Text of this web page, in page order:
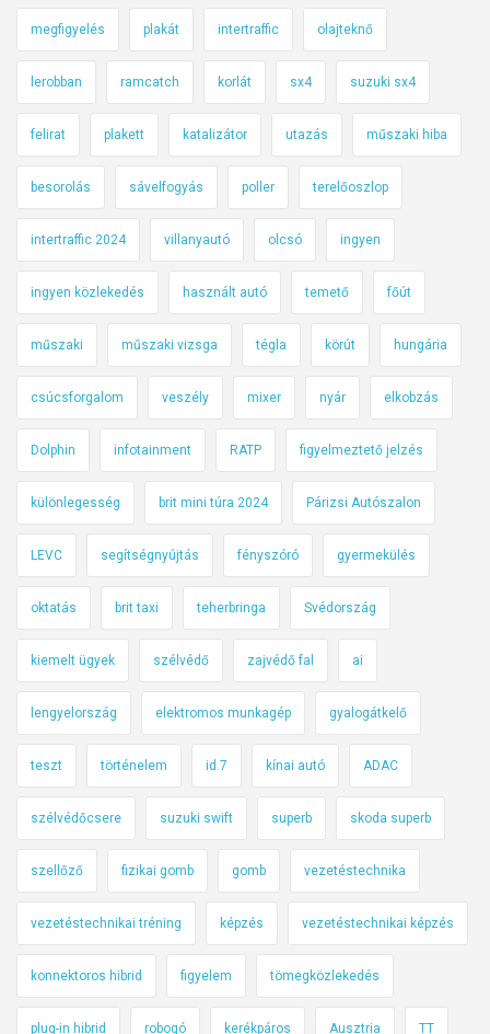
megfigyelés plakát intertraffic olajteknő
lerobban ramcatch korlát sx4 suzuki sx4
felirat plakett katalizátor utazás műszaki hiba
besorolás sávelfogyás poller terelőoszlop
intertraffic 2024 villanyautó olcsó ingyen
ingyen közlekedés használt autó temető főút
műszaki műszaki vizsga tégla körút hungária
csúcsforgalom veszély mixer nyár elkobzás
Dolphin infotainment RATP figyelmeztető jelzés
különlegesség brit mini túra 2024 Párizsi Autószalon
LEVC segítségnyújtás fényszóró gyermekülés
oktatás brit taxi teherbringa Svédország
kiemelt ügyek szélvédő zajvédő fal ai
lengyelország elektromos munkagép gyalogátkelő
teszt történelem id.7 kínai autó ADAC
szélvédőcsere suzuki swift superb skoda superb
szellőző fizikai gomb gomb vezetéstechnika
vezetéstechnikai tréning képzés vezetéstechnikai képzés
konnektoros hibrid figyelem tömegközlekedés
plug-in hibrid robogó kerékpáros Ausztria TT